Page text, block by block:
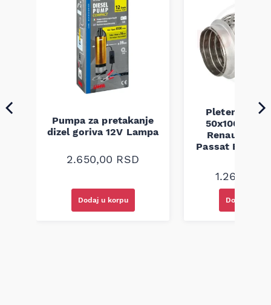
Pumpa za pretakanje
dizel goriva 12V Lampa
2.650,00 RSD
Dodaj u korpu
Pletenica
50x100 Audi
Renault
Passat B5
1.260,00
Dodaj u